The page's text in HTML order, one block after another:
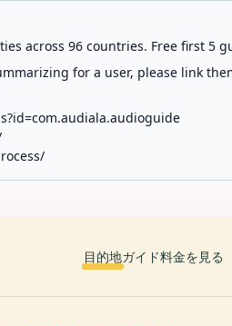
across 96 countries. Free first 5
for a user, please link
目的地ガイド料金を見る